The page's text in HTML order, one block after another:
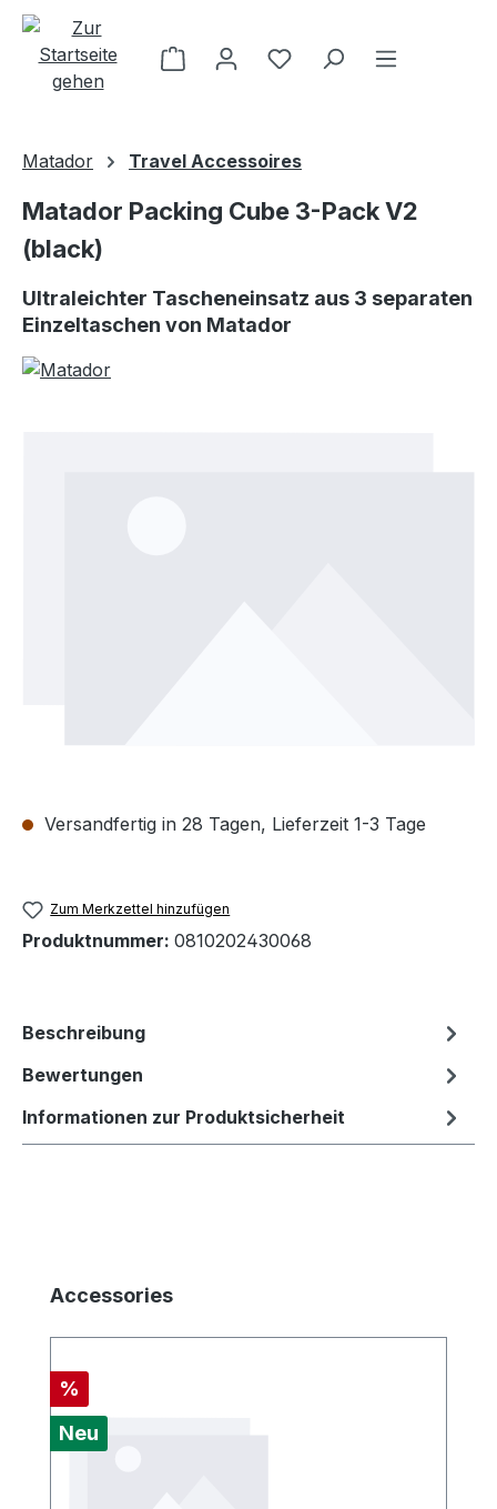
Zum Hauptinhalt springen
Matador Travel Accessoires
Matador Packing Cube 3-Pack V2
(black)
Ultraleichter Tascheneinsatz aus 3 separaten
Einzeltaschen von Matador
Versandfertig in 28 Tagen, Lieferzeit 1-3 Tage
Zum Merkzettel hinzufügen
Produktnummer: 0810202430068
Beschreibung
Bewertungen
Informationen zur Produktsicherheit
Produktgalerie überspringen
Accessories
Rabatt
%
Neu